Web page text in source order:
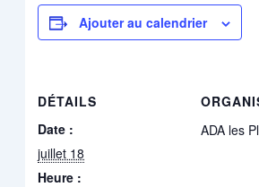
Ajouter au calendrier
DÉTAILS
Date :
juillet 18
Heure :
ADA les